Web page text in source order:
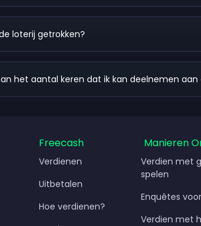
loterij getrokken?
het aantal keren dat ik kan deelnemen aan
Freecash
Verdienen
Uitbetalen
Hoe verdienen?
Manieren
Verdien met
spelen
Enquêtes
Verdien met